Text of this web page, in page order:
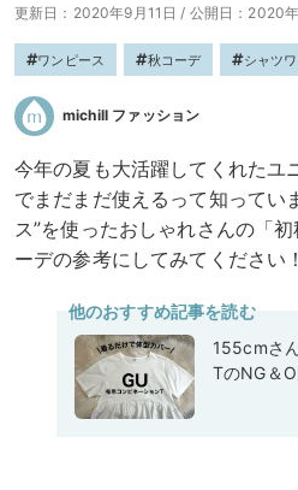
更新日：2020年9月11日 / 公開日：2020
ワンピース 秋コーデ シャツ
michill ファッション
今年の夏も大活躍してくれたユ
でまだまだ使えるって知ってい
ス”を使ったおしゃれさんの「
ーデの参考にしてみてください！
他のおすすめ記事を読む
155cmさ
TのNG＆